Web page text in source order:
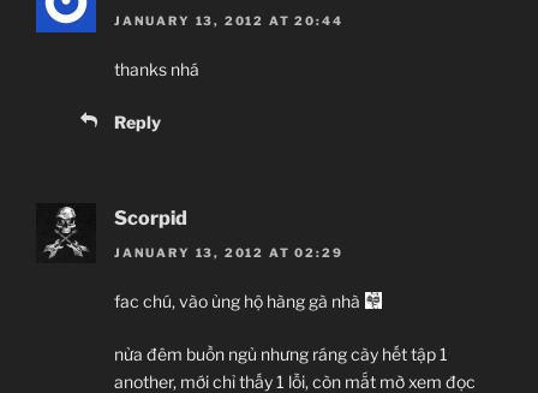
JANUARY 13, 2012 AT 20:44
thanks nhá
Reply
Scorpid
JANUARY 13, 2012 AT 02:29
fac chú, vào ủng hộ hàng gà nhà
nửa đêm buồn ngủ nhưng ráng cày hết tập 1
another, mới chỉ thấy 1 lỗi, còn mắt mờ xem đọc